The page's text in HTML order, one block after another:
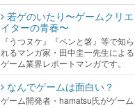
若ゲのいたり〜ゲームクリエ
イターの青春〜
『うつヌケ』『ペンと箸』等で知ら
れるマンガ家・田中圭一先生による
ゲーム業界レポートマンガです。
なんでゲームは面白い？
ゲーム開発者・hamatsu氏がゲーム